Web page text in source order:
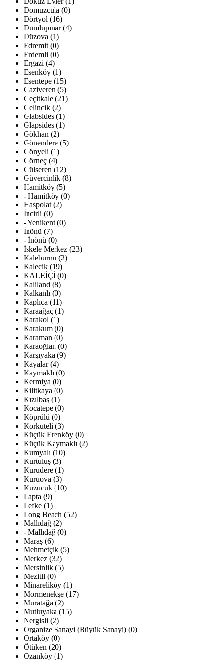
Domuzcula (0)
Dörtyol (16)
Dumlupınar (4)
Düzova (1)
Edremit (0)
Erdemli (0)
Ergazi (4)
Esenköy (1)
Esentepe (15)
Gaziveren (5)
Geçitkale (21)
Gelincik (2)
Glabsides (1)
Glapsides (1)
Gökhan (2)
Gönendere (5)
Gönyeli (1)
Görneç (4)
Gülseren (12)
Güvercinlik (8)
Hamitköy (5)
- Hamitköy (0)
Haspolat (2)
İncirli (0)
- Yenikent (0)
İnönü (7)
- İnönü (0)
İskele Merkez (23)
Kaleburnu (2)
Kalecik (19)
KALEİÇİ (0)
Kaliland (8)
Kalkanlı (0)
Kaplıca (11)
Karaağaç (1)
Karakol (1)
Karakum (0)
Karaman (0)
Karaoğlan (0)
Karşıyaka (9)
Kayalar (4)
Kaymaklı (0)
Kermiya (0)
Kilitkaya (0)
Kızılbaş (1)
Kocatepe (0)
Köprülü (0)
Korkuteli (3)
Küçük Erenköy (0)
Küçük Kaymaklı (2)
Kumyalı (10)
Kurtuluş (3)
Kurudere (1)
Kuruova (3)
Kuzucuk (10)
Lapta (9)
Lefke (1)
Long Beach (52)
Mallıdağ (2)
- Mallıdağ (0)
Maraş (6)
Mehmetçik (5)
Merkez (32)
Mersinlik (5)
Mezitli (0)
Minareliköy (1)
Mormenekşe (17)
Muratağa (2)
Mutluyaka (15)
Nergisli (2)
Organize Sanayi (Büyük Sanayi) (0)
Ortaköy (0)
Ötüken (20)
Ozanköy (1)